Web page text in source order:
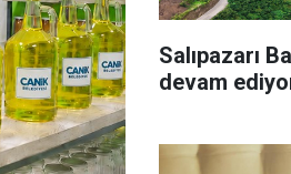
Salıpazarı
devam